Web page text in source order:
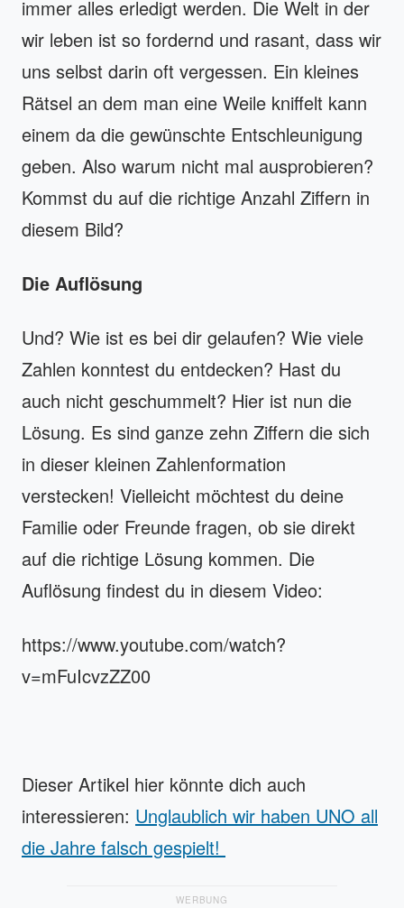
immer alles erledigt werden. Die Welt in der
wir leben ist so fordernd und rasant, dass wir
uns selbst darin oft vergessen. Ein kleines
Rätsel an dem man eine Weile kniffelt kann
einem da die gewünschte Entschleunigung
geben. Also warum nicht mal ausprobieren?
Kommst du auf die richtige Anzahl Ziffern in
diesem Bild?
Die Auflösung
Und? Wie ist es bei dir gelaufen? Wie viele
Zahlen konntest du entdecken? Hast du
auch nicht geschummelt? Hier ist nun die
Lösung. Es sind ganze zehn Ziffern die sich
in dieser kleinen Zahlenformation
verstecken! Vielleicht möchtest du deine
Familie oder Freunde fragen, ob sie direkt
auf die richtige Lösung kommen. Die
Auflösung findest du in diesem Video:
https://www.youtube.com/watch?
v=mFuIcvzZZ00
Dieser Artikel hier könnte dich auch
interessieren: Unglaublich wir haben UNO all
die Jahre falsch gespielt!
WERBUNG